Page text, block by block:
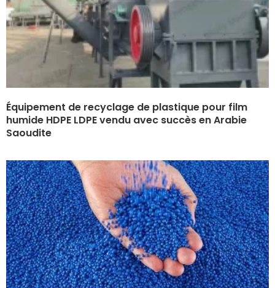
Équipement de recyclage de plastique pour film
humide HDPE LDPE vendu avec succès en Arabie
Saoudite